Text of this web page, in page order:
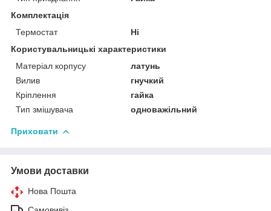
Комплектація
Термостат
Ні
Користувальницькі характеристики
Матеріал корпусу
латунь
Вилив
гнучкий
Кріплення
гайка
Тип змішувача
одноважільний
Приховати
Умови доставки
Нова Пошта